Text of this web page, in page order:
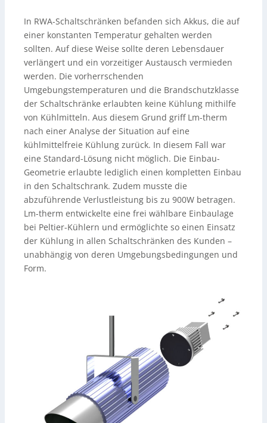
In RWA-Schaltschränken befanden sich Akkus, die auf
einer konstanten Temperatur gehalten werden
sollten. Auf diese Weise sollte deren Lebensdauer
verlängert und ein vorzeitiger Austausch vermieden
werden. Die vorherrschenden
Umgebungstemperaturen und die Brandschutzklasse
der Schaltschränke erlaubten keine Kühlung mithilfe
von Kühlmitteln. Aus diesem Grund griff Lm-therm
nach einer Analyse der Situation auf eine
kühlmittelfreie Kühlung zurück. In diesem Fall war
eine Standard-Lösung nicht möglich. Die Einbau-
Geometrie erlaubte lediglich einen kompletten Einbau
in den Schaltschrank. Zudem musste die
abzuführende Verlustleistung bis zu 900W betragen.
Lm-therm entwickelte eine frei wählbare Einbaulage
bei Peltier-Kühlern und ermöglichte so einen Einsatz
der Kühlung in allen Schaltschränken des Kunden –
unabhängig von deren Umgebungsbedingungen und
Form.